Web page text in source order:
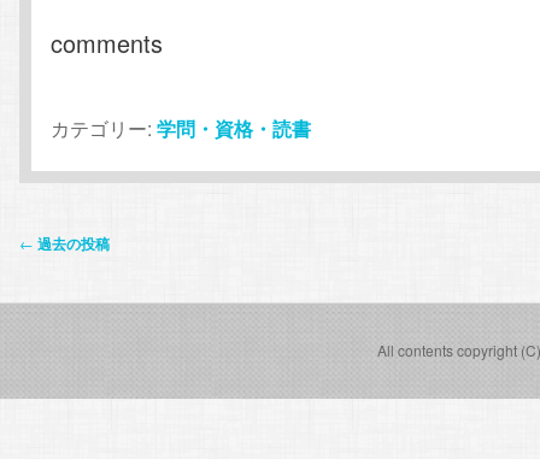
comments
カテゴリー: 学問・資格・読書
投
ナ
← 過去の投稿
All contents copyright